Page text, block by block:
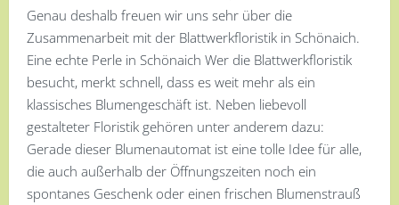
Genau deshalb freuen wir uns sehr über die
Zusammenarbeit mit der Blattwerkfloristik in Schönaich.
Eine echte Perle in Schönaich Wer die Blattwerkfloristik
besucht, merkt schnell, dass es weit mehr als ein
klassisches Blumengeschäft ist. Neben liebevoll
gestalteter Floristik gehören unter anderem dazu:
Gerade dieser Blumenautomat ist eine tolle Idee für alle,
die auch außerhalb der Öffnungszeiten noch ein
spontanes Geschenk oder einen frischen Blumenstrauß